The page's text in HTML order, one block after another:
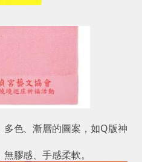
多色、漸層的圖案，如Q版神
膠感、手感柔軟。